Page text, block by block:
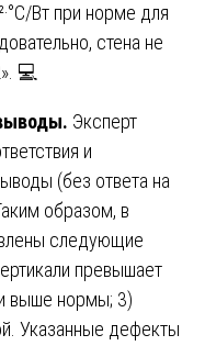
Вт при норме для
стена не
💻
Эксперт
и
(без ответа на
образом, в
следующие
превышает
выше нормы; 3)
Указанные дефекты